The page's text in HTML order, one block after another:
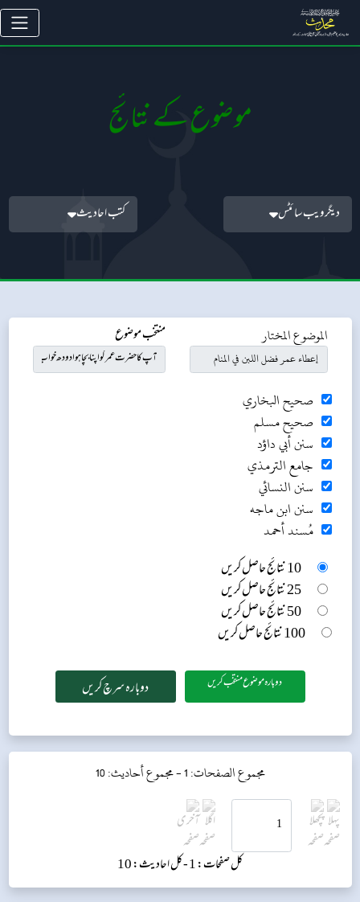
موضوع کے نتائج
دیگر ویب سائٹس کتب احادیث
الموضوع المختار منتخب موضوع
صحيح البخاري
صحيح مسلم
سنن أبي داؤد
جامع الترمذي
سنن النسائي
سنن ابن ماجه
مُسند أحمد
10 نتائج حاصل کریں
25 نتائج حاصل کریں
50 نتائج حاصل کریں
100 نتائج حاصل کریں
دوبارہ موضوع منتخب کریں
مجموع الصفحات: 1 - مجموع أحاديث: 10
کل صفحات: 1 - کل احادیث: 10